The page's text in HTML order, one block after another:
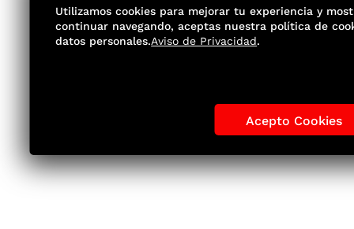
Utilizamos cookies para mejorar tu experiencia y
continuar navegando, aceptas nuestra política de
datos personales.Aviso de Privacidad.
Acepto Cookies